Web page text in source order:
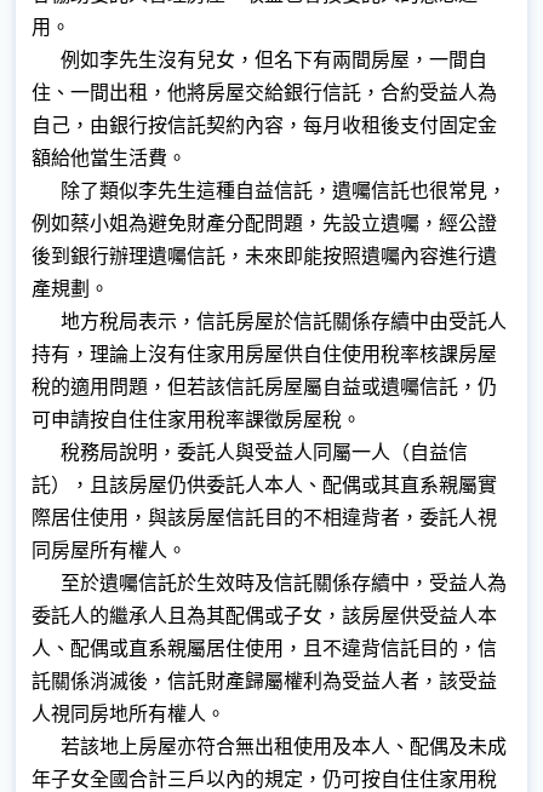
用。
例如李先生沒有兒女，但名下有兩間房屋，一間自
住、一間出租，他將房屋交給銀行信託，合約受益人為
自己，由銀行按信託契約內容，每月收租後支付固定金
額給他當生活費。
除了類似李先生這種自益信託，遺囑信託也很常見，
例如蔡小姐為避免財產分配問題，先設立遺囑，經公證
後到銀行辦理遺囑信託，未來即能按照遺囑內容進行遺
產規劃。
地方稅局表示，信託房屋於信託關係存續中由受託人
持有，理論上沒有住家用房屋供自住使用稅率核課房屋
稅的適用問題，但若該信託房屋屬自益或遺囑信託，仍
可申請按自住住家用稅率課徵房屋稅。
稅務局說明，委託人與受益人同屬一人（自益信
託），且該房屋仍供委託人本人、配偶或其直系親屬實
際居住使用，與該房屋信託目的不相違背者，委託人視
同房屋所有權人。
至於遺囑信託於生效時及信託關係存續中，受益人為
委託人的繼承人且為其配偶或子女，該房屋供受益人本
人、配偶或直系親屬居住使用，且不違背信託目的，信
託關係消滅後，信託財產歸屬權利為受益人者，該受益
人視同房地所有權人。
若該地上房屋亦符合無出租使用及本人、配偶及未成
年子女全國合計三戶以內的規定，仍可按自住住家用稅